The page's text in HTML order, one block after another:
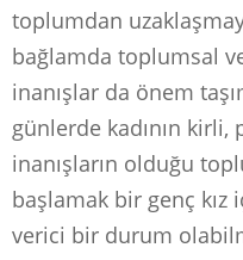
toplumdan
bağlamda toplumsal
inanışlar da önem
günlerde kadının
inanışların olduğu
başlamak bir genç kız
verici bir durum